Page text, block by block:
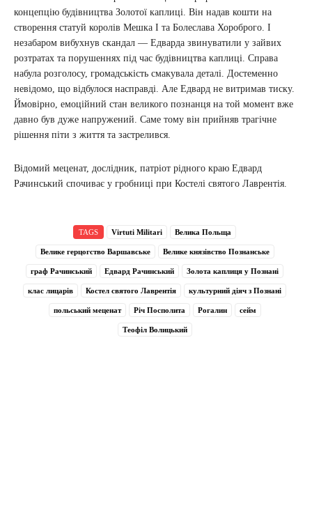
концепцію будівництва Золотої каплиці. Він надав кошти на
створення статуй королів Мешка I та Болеслава Хороброго. І
незабаром вибухнув скандал — Едварда звинуватили у зайвих
розтратах та порушеннях під час будівництва каплиці. Справа
набула розголосу, громадськість смакувала деталі. Достеменно
невідомо, що відбулося насправді. Але Едвард не витримав тиску.
Ймовірно, емоційний стан великого познанця на той момент вже
давно був дуже напружений. Саме тому він прийняв трагічне
рішення піти з життя та застрелився.
Відомий меценат, дослідник, патріот рідного краю Едвард
Рачинський спочиває у гробниці при Костелі святого Лаврентія.
TAGS Virtuti Militari Велика Польща
Велике герцогство Варшавське Велике князівство Познанське
граф Рачинський Едвард Рачинський Золота каплиця у Познані
клас лицарів Костел святого Лаврентія культурний діяч з Познані
польський меценат Річ Посполита Рогалин сейм
Теофіл Волицький